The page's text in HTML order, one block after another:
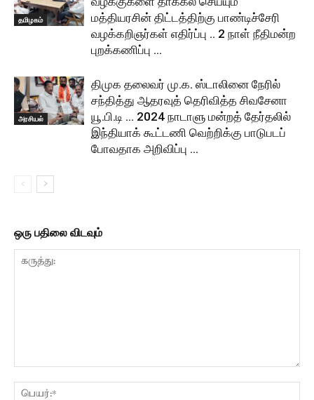
தமிழகம்
மத்தியரசின் திட்டத்திற்கு பாண்டிச்சேரி
வழக்கறிஞர்கள் எதிர்ப்பு .. 2 நாள் நீதிமன்ற
புறக்கணிப்பு …
அரசியல்
திமுக தலைவர் மு.க. ஸ்டாலினை நேரில்
சந்தித்து ஆதரவுத் தெரிவித்த சிவசேனா
யூ.பி.டி … 2024 நாடாளு மன்றத் தேர்தலில்
இந்தியாக் கூட்டணி வெற்றிக்கு பாடுபடப்
போவதாக அறிவிப்பு …
ஒரு பதிலை விடவும்